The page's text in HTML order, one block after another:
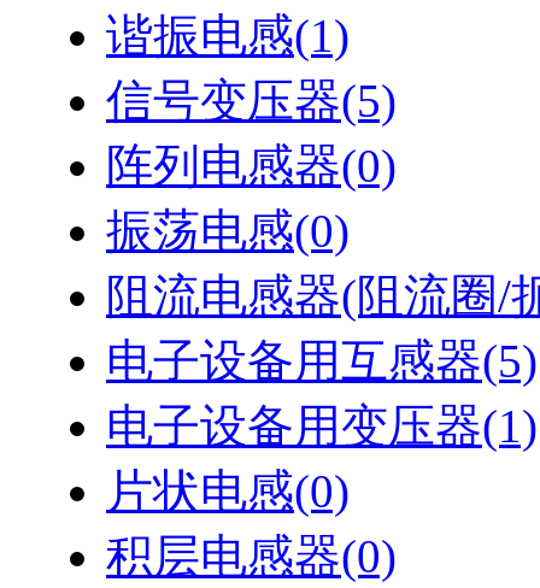
谐振电感(1)
信号变压器(5)
阵列电感器(0)
振荡电感(0)
阻流电感器(阻流圈/
电子设备用互感器(5)
电子设备用变压器(1)
片状电感(0)
积层电感器(0)